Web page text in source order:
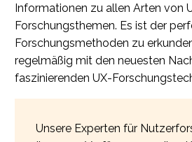
Informationen zu allen Arten von
Forschungsthemen. Es ist der
Forschungsmethoden zu
regelmäßig mit den neuesten
faszinierenden UX-
Unsere Experten für